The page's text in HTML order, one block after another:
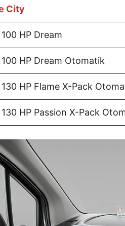
City
100 HP Dream
100 HP Dream Otomatik
130 HP Flame X-Pack
130 HP Passion X-Pack